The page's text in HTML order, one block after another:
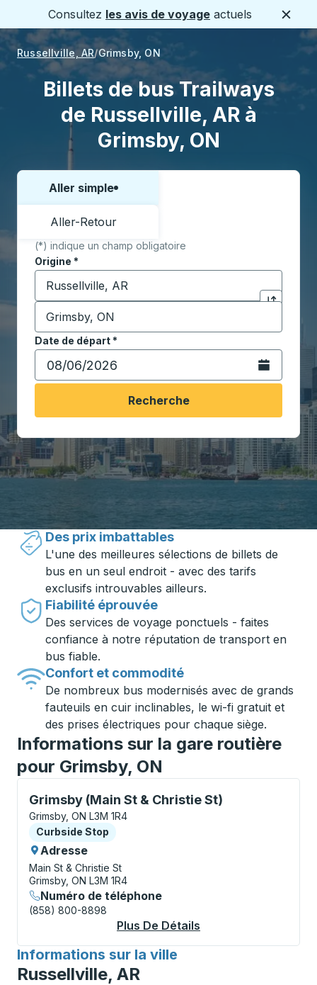
Consultez les avis de voyage actuels
Russellville, AR Grimsby, ON
Billets de bus Trailways
de Russellville, AR à
Grimsby, ON
Choisissez un sens ou un aller-retour:
Aller simple
Aller-Retour
(*) indique un champ obligatoire
Origine *
Commencez à saisir la ville d'origine pour ouvrir
Cliquez
Destination*
Commencez à saisir la ville de destination pour
Date de départ*
Tapez la date au format date Barre oblique du mois à
Ouvrez le
Recherche
Voyager en toute simplicité avec
Trailways
Des prix imbattables
L'une des meilleures sélections de billets de
bus en un seul endroit - avec des tarifs
exclusifs introuvables ailleurs.
Fiabilité éprouvée
Des services de voyage ponctuels - faites
confiance à notre réputation de transport en
bus fiable.
Confort et commodité
De nombreux bus modernisés avec de grands
fauteuils en cuir inclinables, le wi-fi gratuit et
des prises électriques pour chaque siège.
Informations sur la gare routière
pour Grimsby, ON
Grimsby (Main St & Christie St)
Curbside Stop, utilisez les touches fléchées ou la
Grimsby, ON L3M 1R4
Curbside Stop
Curbside Stop
Adresse
Main St & Christie St
Grimsby, ON L3M 1R4
Numéro de téléphone
(858) 800-8898
Plus De Détails
Informations sur la ville
pour
Russellville, AR